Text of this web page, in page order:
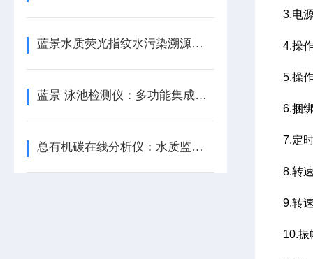
蓝景水质荧光指纹水污染溯源仪：精准溯源，守护水环境
蓝景 泳池检测仪：多功能集成，全面呵护泳池水质
总有机碳在线分析仪：水质监测的“智慧之眼”
3.电
4.操
5.操
6.捆
7.定
8.转
9.转
10.振